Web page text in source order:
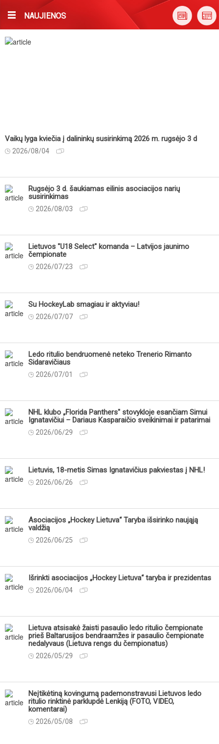
NAUJIENOS
Vaikų lyga kviečia į dalininkų susirinkimą 2026 m. rugsėjo 3 d
2026/08/04
Rugsėjo 3 d. šaukiamas eilinis asociacijos narių
susirinkimas
2026/08/03
Lietuvos "U18 Select" komanda – Latvijos jaunimo
čempionate
2026/07/23
Su HockeyLab smagiau ir aktyviau!
2026/07/07
Ledo ritulio bendruomenė neteko Trenerio Rimanto
Sidaravičiaus
2026/07/01
NHL klubo „Florida Panthers" stovykloje esančiam Simui
Ignatavičiui – Dariaus Kasparaičio sveikinimai ir patarimai
2026/06/29
Lietuvis, 18-metis Simas Ignatavičius pakviestas į NHL!
2026/06/26
Asociacijos „Hockey Lietuva“ Taryba išsirinko naująją
valdžią
2026/06/25
Išrinkti asociacijos „Hockey Lietuva“ taryba ir prezidentas
2026/06/04
Lietuva atsisakė žaisti pasaulio ledo ritulio čempionate
prieš Baltarusijos bendraamžes ir pasaulio čempionate
nedalyvaus (Lietuva rengs du čempionatus)
2026/05/29
Neįtikėtiną kovingumą pademonstravusi Lietuvos ledo
ritulio rinktinė parklupdė Lenkiją (FOTO, VIDEO,
komentarai)
2026/05/08